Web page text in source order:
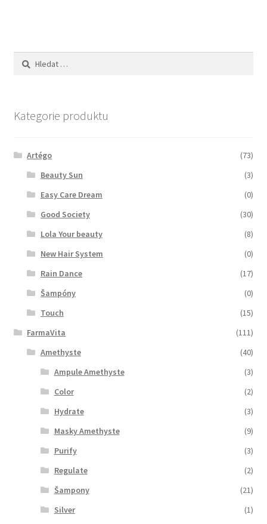
Vyhledávání
Kategorie produktu
Artégo
(73)
Beauty Sun
(3)
Easy Care Dream
(0)
Good Society
(30)
Lola Your beauty
(8)
New Hair System
(0)
Rain Dance
(17)
Šampóny
(0)
Touch
(15)
FarmaVita
(111)
Amethyste
(40)
Ampule Amethyste
(3)
Color
(2)
Hydrate
(3)
Masky Amethyste
(9)
Purify
(3)
Regulate
(2)
Šampony
(21)
Silver
(1)